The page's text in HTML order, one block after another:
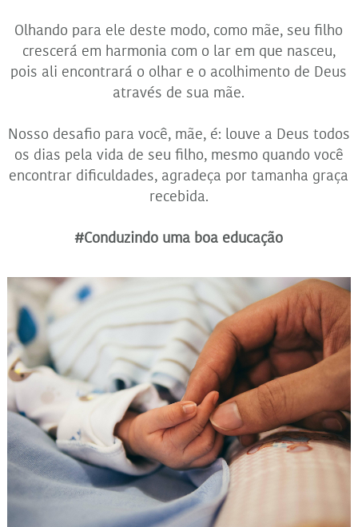
Olhando para ele deste modo, como mãe, seu filho
crescerá em harmonia com o lar em que nasceu,
pois ali encontrará o olhar e o acolhimento de Deus
através de sua mãe.
Nosso desafio para você, mãe, é: louve a Deus todos
os dias pela vida de seu filho, mesmo quando você
encontrar dificuldades, agradeça por tamanha graça
recebida.
#Conduzindo uma boa educação